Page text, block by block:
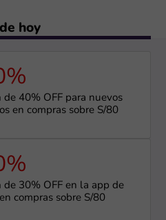
hoy
de 40% OFF para nuevos
en compras sobre S/80
de 30% OFF en la app de
en compras sobre S/80